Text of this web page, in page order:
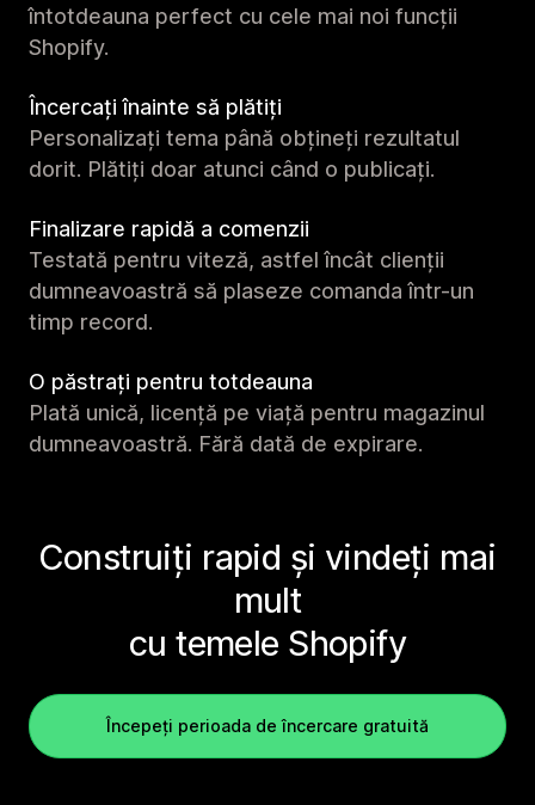
întotdeauna perfect cu cele mai noi funcții
Shopify.
Încercați înainte să plătiți
Personalizați tema până obțineți rezultatul
dorit. Plătiți doar atunci când o publicați.
Finalizare rapidă a comenzii
Testată pentru viteză, astfel încât clienții
dumneavoastră să plaseze comanda într-un
timp record.
O păstrați pentru totdeauna
Plată unică, licență pe viață pentru magazinul
dumneavoastră. Fără dată de expirare.
Construiți rapid și vindeți mai
mult
cu temele Shopify
Începeți perioada de încercare gratuită